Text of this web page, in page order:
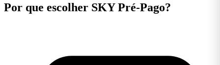
Por que escolher SKY Pré-Pago?